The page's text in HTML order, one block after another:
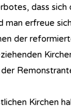
dass
man erfreue
der
Kirchen